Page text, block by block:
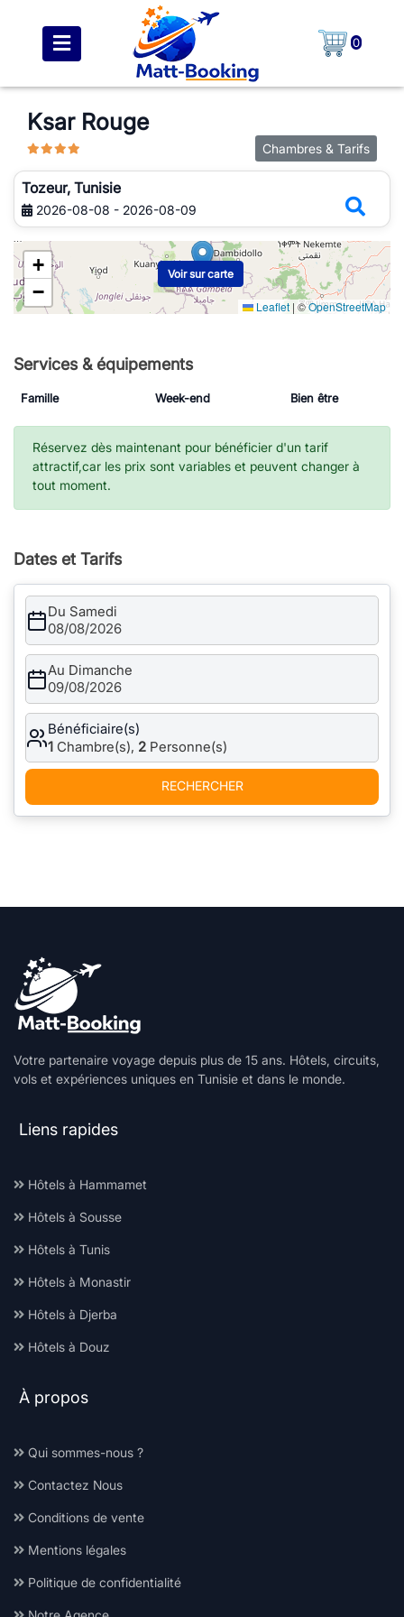
0
Ksar Rouge
Chambres & Tarifs
Tozeur, Tunisie
2026-08-08 - 2026-08-09
+
−
Leaflet | ©OpenStreetMap
Voir sur carte
Services & équipements
Famille Week-end Bien être
Réservez dès maintenant pour bénéficier d'un tarif
attractif,car les prix sont variables et peuvent changer à
tout moment.
Dates et Tarifs
Du Samedi
08/08/2026
Au Dimanche
09/08/2026
Bénéficiaire(s)
1 Chambre(s), 2 Personne(s)
RECHERCHER
Votre partenaire voyage depuis plus de 15 ans. Hôtels, circuits,
vols et expériences uniques en Tunisie et dans le monde.
Liens rapides
Hôtels à Hammamet
Hôtels à Sousse
Hôtels à Tunis
Hôtels à Monastir
Hôtels à Djerba
Hôtels à Douz
À propos
Qui sommes-nous ?
Contactez Nous
Conditions de vente
Mentions légales
Politique de confidentialité